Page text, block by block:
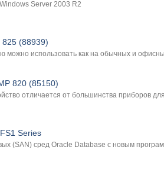
Server 2003 R2
825 (88939)
можно использовать как на обычных и
820 (85150)
отличается от большинства приборов
Series
(SAN) сред Oracle Database с новым